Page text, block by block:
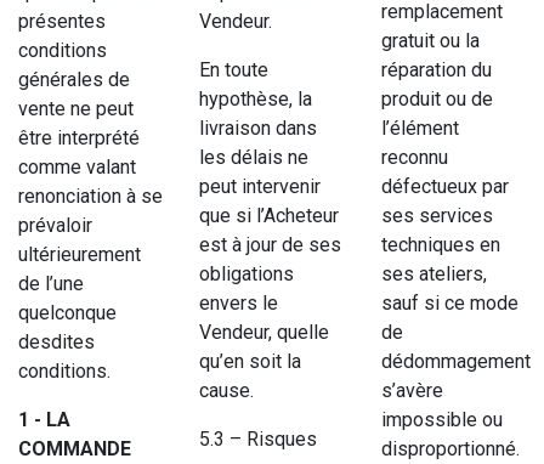
présentes
conditions
générales de
vente ne peut
être interprété
comme valant
renonciation à se
prévaloir
ultérieurement
de l’une
quelconque
desdites
conditions.
1 - LA
COMMANDE
Vendeur.
En toute
hypothèse, la
livraison dans
les délais ne
peut intervenir
que si l’Acheteur
est à jour de ses
obligations
envers le
Vendeur, quelle
qu’en soit la
cause.
5.3 – Risques
remplacement
gratuit ou la
réparation du
produit ou de
l’élément
reconnu
défectueux par
ses services
techniques en
ses ateliers,
sauf si ce mode
de
dédommagement
s’avère
impossible ou
disproportionné.